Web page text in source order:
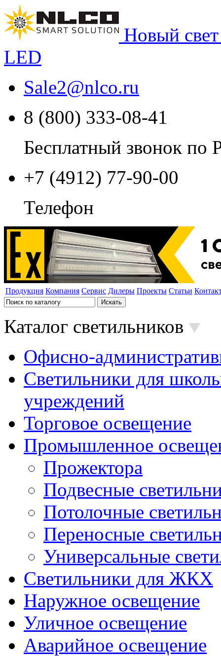
Новый
LED
Sale2@nlco.ru
8 (800) 333-08-41
Бесплатный звонок по
+7 (4912) 77-90-00
Телефон
Продукция Компания Сервис Дилеры Проекты Статьи
Каталог светильников
Офисно-
Светильники для
учреждений
Торговое освещение
Промышленное
Прожектора
Подвесные
Потолочные
Переносные
Универсальные
Светильники для ЖКХ
Наружное освещение
Уличное освещение
Аварийное освещение